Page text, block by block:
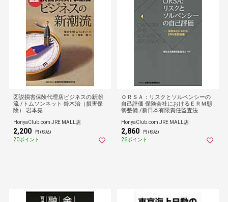
図説損害保険代理店ビジネスの新潮
流 /トムソンネット 鈴木治（損害保
険） 岩本堯
HonyaClub.com JRE MALL店
2,200 円 (税込)
20ポイント
ＯＲＳＡ：リスクとソルベンシーの
自己評価 保険会社におけるＥＲＭ態
勢整備 /新日本有限責任監査法
HonyaClub.com JRE MALL店
2,860 円 (税込)
26ポイント